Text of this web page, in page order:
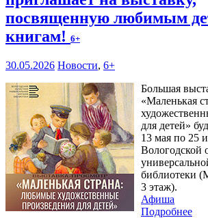
посвященную любимым
книгам! 6+
30.05.2026 Новости, 6+
Большая
«Маленькая
для детей»
13 мая по 25
Вологодской
библиотеки
3 этаж).
Афиша
Подробнее